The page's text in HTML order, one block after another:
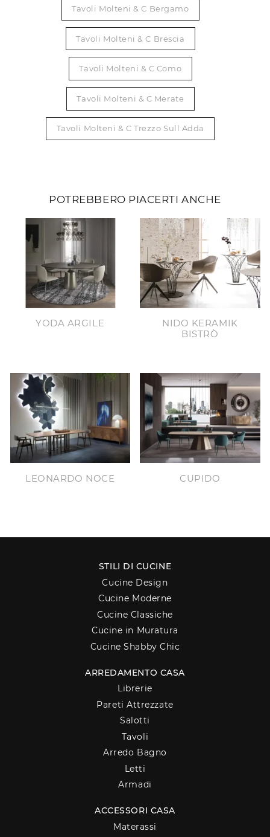
Tavoli Molteni & C Bergamo
Tavoli Molteni & C Brescia
Tavoli Molteni & C Como
Tavoli Molteni & C Merate
Tavoli Molteni & C Trezzo Sull Adda
POTREBBERO PIACERTI ANCHE
YODA ARGILE
NIDO KERAMIK
BISTRÒ
LEONARDO NOCE CUPIDO
STILI DI CUCINE
Cucine Design
Cucine Moderne
Cucine Classiche
Cucine in Muratura
Cucine Shabby Chic
ARREDAMENTO CASA
Librerie
Pareti Attrezzate
Salotti
Tavoli
Arredo Bagno
Letti
Armadi
ACCESSORI CASA
Materassi